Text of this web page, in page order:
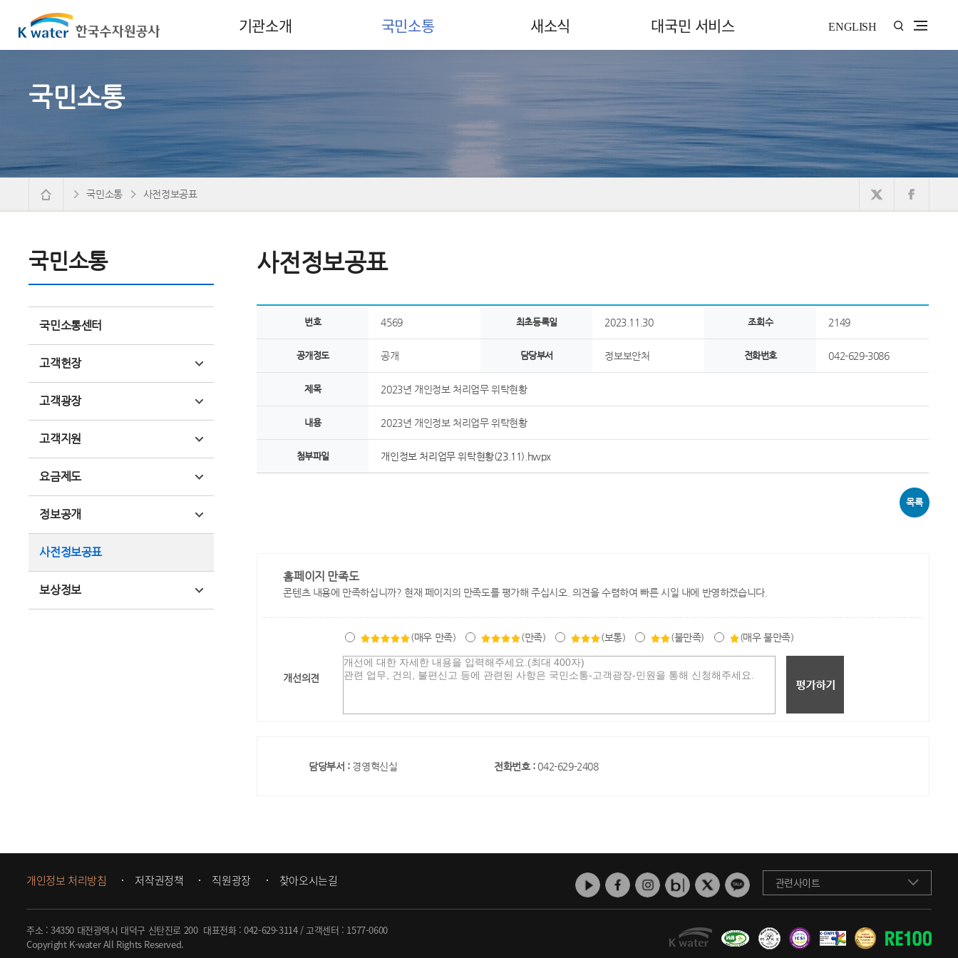
기관소개 국민소통 새소식 대국민 서비스 ENGLISH
국민소통
국민소통
국민소통센터
고객헌장
고객광장
고객지원
요금제도
정보공개
사전정보공표
보상정보
국민소통 사전정보공표
사전정보공표
번호 4569 최초등록일 2023.11.30 조회수 2149
공개정도 공개 담당부서 정보보안처 전화번호 042-629-3086
제목 2023년 개인정보 처리업무 위탁현황
내용 2023년 개인정보 처리업무 위탁현황
첨부파일 개인정보 처리업무 위탁현황(23.11).hwpx
목록
홈페이지 만족도
콘텐츠 내용에 만족하십니까? 현재 페이지의 만족도를 평가해 주십시오. 의견을 수렴하여 빠른 시일 내에 반영하겠습니다.
(매우 만족) (만족) (보통) (불만족) (매우 불만족)
개선의견
담당부서 : 경영혁신실 전화번호 : 042-629-2408
개인정보 처리방침 저작권정책 직원광장 찾아오시는길 관련사이트
주소 : 34350 대전광역시 대덕구 신탄진로 200 대표전화 :042-629-3114/ 고객센터 : 1577-0600
Copyright K-water All Rights Reserved.